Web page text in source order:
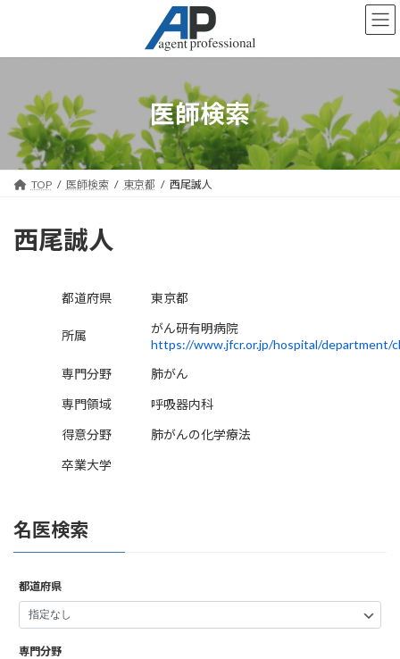
ン
キ
プ
ー
に
動
医師検索
TOP 医師検索 東京都 西尾誠人
西尾誠人
都道府県 東京都
所属
がん研有明病院
https://www.jfcr.or.jp/hospital/department/
専門分野
肺がん
専門領域
呼吸器内科
得意分野
肺がんの化学療法
卒業大学
名医検索
都道府県
専門分野